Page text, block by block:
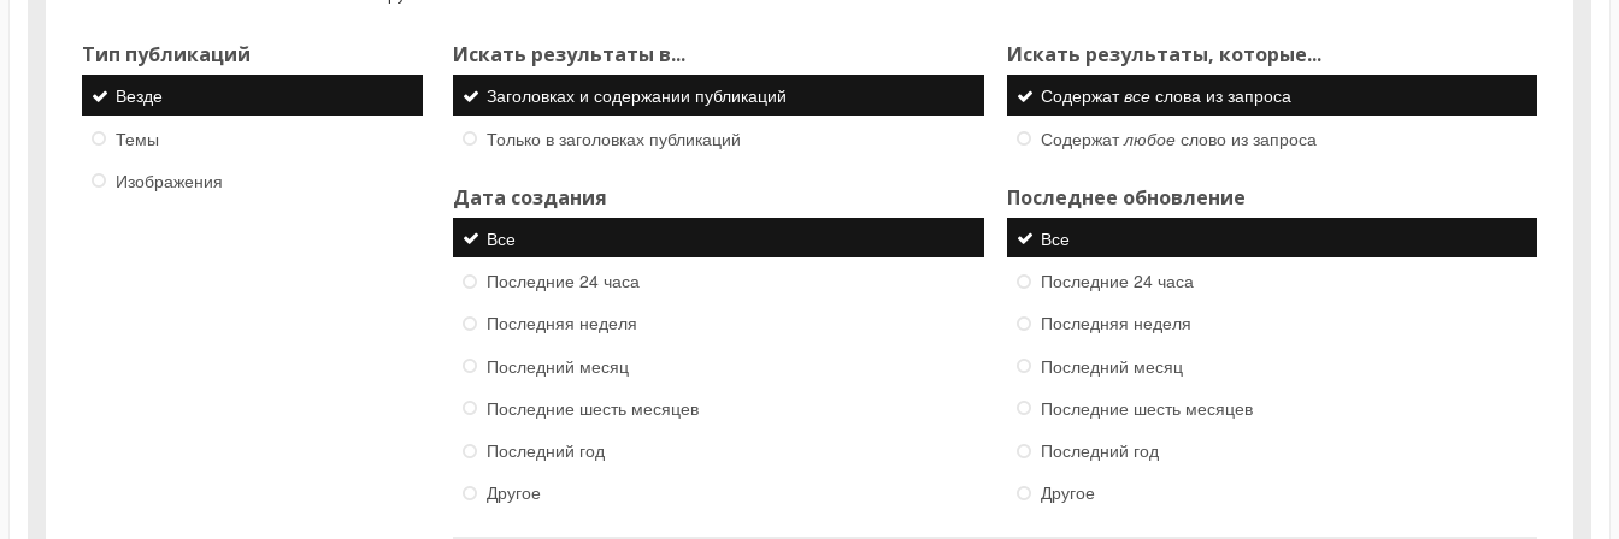
Тип публикаций
Везде
Темы
Изображения
Искать результаты в...
Заголовках и содержании публикаций
Только в заголовках публикаций
Искать результаты, которые...
Содержатвсеслова из запроса
Содержатлюбоеслово из запроса
Дата создания
Все
Последние 24 часа
Последняя неделя
Последний месяц
Последние шесть месяцев
Последний год
Другое
Последнее обновление
Все
Последние 24 часа
Последняя неделя
Последний месяц
Последние шесть месяцев
Последний год
Другое